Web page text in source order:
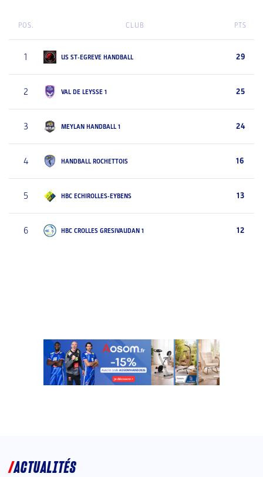
POS. CLUB PTS
1 US ST-EGREVE HANDBALL 29
2 VAL DE LEYSSE 1 25
3 MEYLAN HANDBALL 1 24
4 HANDBALL ROCHETTOIS 16
5 HBC ECHIROLLES-EYBENS 13
6 HBC CROLLES GRESIVAUDAN 1 12
ACTUALITÉS